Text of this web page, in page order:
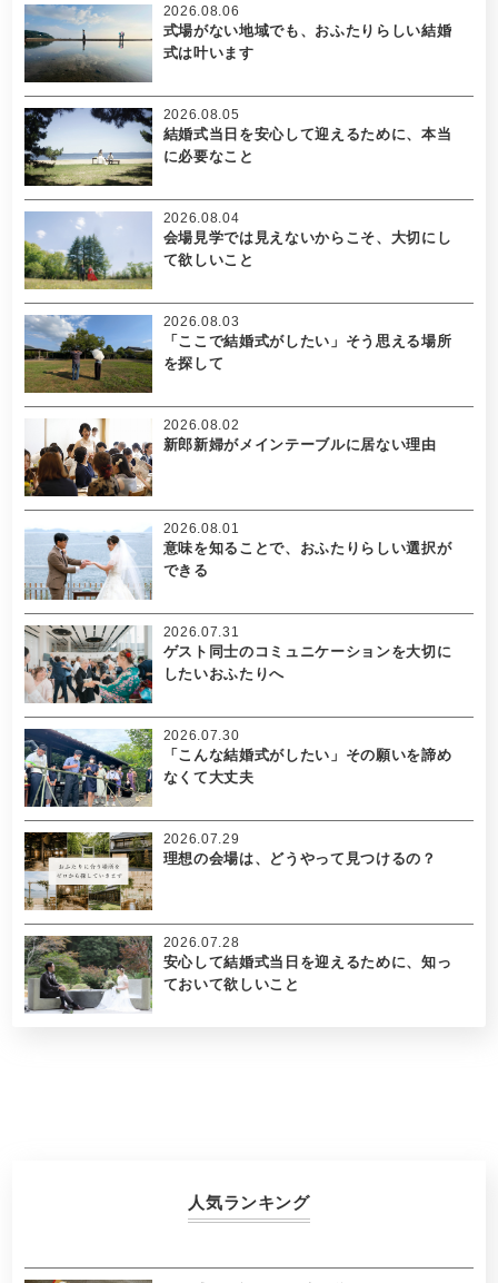
式場がない地域でも、おふたりらしい結婚
式は叶います
2026.08.06
結婚式当日を安心して迎えるために、本当
に必要なこと
2026.08.05
会場見学では見えないからこそ、大切にし
て欲しいこと
2026.08.04
「ここで結婚式がしたい」そう思える場所
を探して
2026.08.03
新郎新婦がメインテーブルに居ない理由
2026.08.02
意味を知ることで、おふたりらしい選択が
できる
2026.08.01
ゲスト同士のコミュニケーションを大切に
したいおふたりへ
2026.07.31
「こんな結婚式がしたい」その願いを諦め
なくて大丈夫
2026.07.30
理想の会場は、どうやって見つけるの？
2026.07.29
安心して結婚式当日を迎えるために、知っ
ておいて欲しいこと
2026.07.28
人気ランキング